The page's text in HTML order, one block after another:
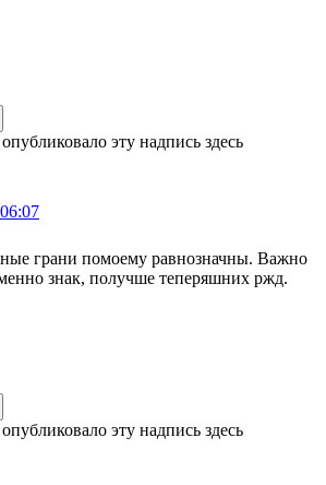
эту надпись здесь
грани помоему равнозначны. Важно
знак, получше теперяшних ржд.
эту надпись здесь